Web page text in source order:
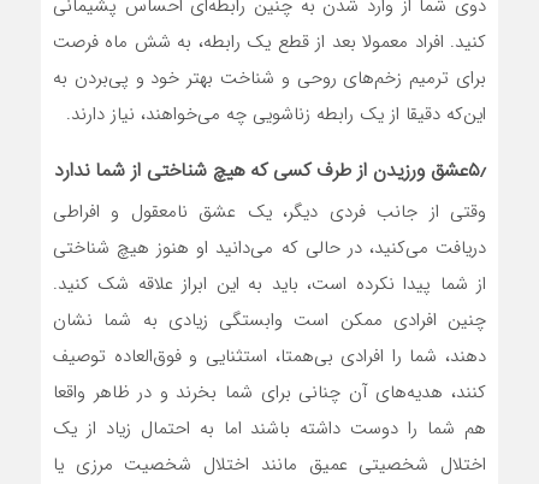
دوی شما از وارد شدن به چنین رابطه‌ای احساس پشیمانی
کنید. افراد معمولا بعد از قطع یک رابطه، به شش ماه فرصت
برای ترمیم زخم‌های روحی و شناخت بهتر خود و پی‌بردن به
این‌که دقیقا از یک رابطه زناشویی چه می‌خواهند، نیاز دارند.
۵٫عشق ورزیدن از طرف کسی که هیچ شناختی از شما ندارد
وقتی از جانب فردی دیگر، یک عشق نامعقول و افراطی
دریافت می‌کنید، در حالی که می‌دانید او هنوز هیچ شناختی
از شما پیدا نکرده است، باید به این ابراز علاقه شک کنید.
چنین افرادی ممکن است وابستگی زیادی به شما نشان
دهند، شما را افرادی بی‌همتا، استثنایی و فوق‌العاده توصیف
کنند، هدیه‌های آن چنانی برای شما بخرند و در ظاهر واقعا
هم شما را دوست داشته باشند اما به احتمال زیاد از یک
اختلال شخصیتی عمیق مانند اختلال شخصیت مرزی یا